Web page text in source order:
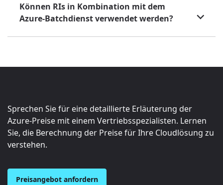
Können RIs in Kombination mit dem
Azure-Batchdienst verwendet werden?
Sprechen Sie für eine detaillierte Erläuterung der
Azure-Preise mit einem Vertriebsspezialisten. Lernen
Sie, die Berechnung der Preise für Ihre Cloudlösung zu
verstehen.
Preisangebot anfordern